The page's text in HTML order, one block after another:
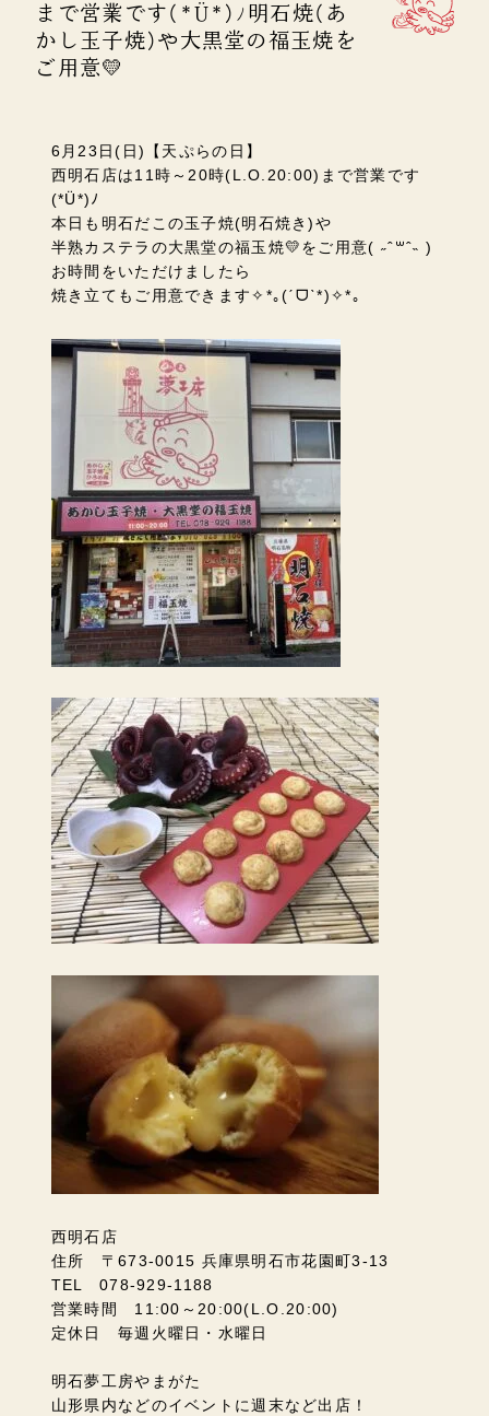
まで営業です(*Ü*)ﾉ明石焼(あ
かし玉子焼)や大黒堂の福玉焼を
ご用意💛
6月23日(日)【天ぷらの日】
西明石店は11時～20時(L.O.20:00)まで営業です
(*Ü*)ﾉ
本日も明石だこの玉子焼(明石焼き)や
半熟カステラの大黒堂の福玉焼💛をご用意( ˶ˆ꒳ˆ˵ )
お時間をいただけましたら
焼き立てもご用意できます✧*｡(ˊᗜˋ*)✧*｡
西明石店
住所 〒673-0015 兵庫県明石市花園町3-13
TEL 078-929-1188
営業時間 11:00～20:00(L.O.20:00)
定休日 毎週火曜日・水曜日
明石夢工房やまがた
山形県内などのイベントに週末など出店！